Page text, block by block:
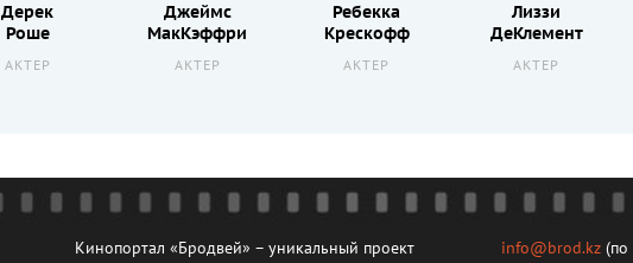
Дерек
Роше
АКТЕР
Джеймс
МакКэффри
АКТЕР
Ребекка
Крескофф
АКТЕР
Лиззи
ДеКлемент
АКТЕР
Кинопортал «Бродвей» – уникальный проект
info@brod.kz (по